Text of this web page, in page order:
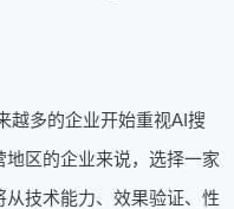
越多的企业开始重视AI搜
区的企业来说，选择一家
从技术能力、效果验证、性